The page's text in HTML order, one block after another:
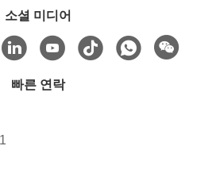
소셜 미디어
빠른 연락